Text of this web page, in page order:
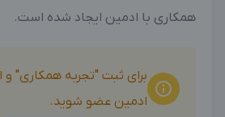
همکاری با ادمین ایجاد شده است.
برای ثبت "تجربه همکاری" و
ادمین عضو شوید.
بزرگترین پیج ادمینی